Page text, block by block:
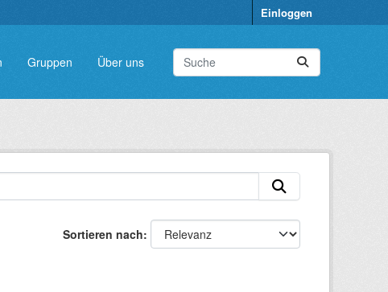
Einloggen
Gruppen Über uns
Sortieren nach